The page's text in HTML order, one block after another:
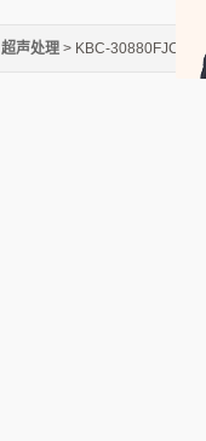
超声处理 > KBC-30880FJC-T